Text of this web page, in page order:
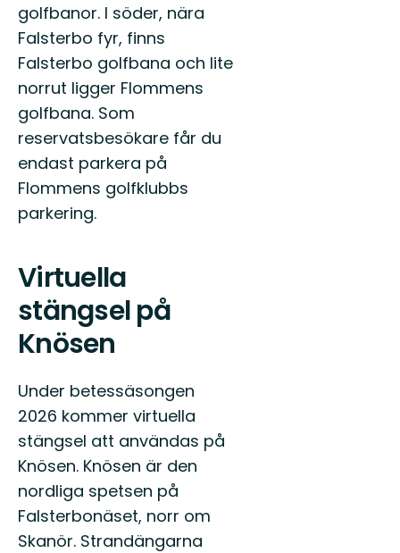
golfbanor. I söder, nära
Falsterbo fyr, finns
Falsterbo golfbana och lite
norrut ligger Flommens
golfbana. Som
reservatsbesökare får du
endast parkera på
Flommens golfklubbs
parkering.
Virtuella
stängsel på
Knösen
Under betessäsongen
2026 kommer virtuella
stängsel att användas på
Knösen. Knösen är den
nordliga spetsen på
Falsterbonäset, norr om
Skanör. Strandängarna